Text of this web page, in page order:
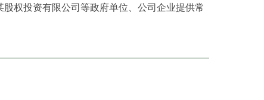
权投资有限公司等政府单位、公司企业提供常